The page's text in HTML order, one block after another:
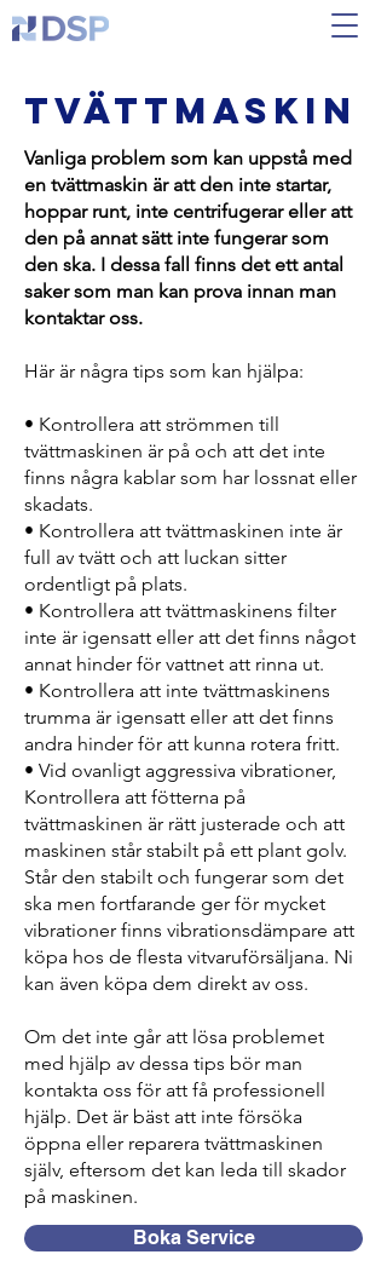
Tvättmaskin
Vanliga problem som kan uppstå med
en tvättmaskin är att den inte startar,
hoppar runt, inte centrifugerar eller att
den på annat sätt inte fungerar som
den ska. I dessa fall finns det ett antal
saker som man kan prova innan man
kontaktar oss.
Här är några tips som kan hjälpa:
• Kontrollera att strömmen till
tvättmaskinen är på och att det inte
finns några kablar som har lossnat eller
skadats.
• Kontrollera att tvättmaskinen inte är
full av tvätt och att luckan sitter
ordentligt på plats.
• Kontrollera att tvättmaskinens filter
inte är igensatt eller att det finns något
annat hinder för vattnet att rinna ut.
• Kontrollera att inte tvättmaskinens
trumma är igensatt eller att det finns
andra hinder för att kunna rotera fritt.
• Vid ovanligt aggressiva vibrationer,
Kontrollera att fötterna på
tvättmaskinen är rätt justerade och att
maskinen står stabilt på ett plant golv.
Står den stabilt och fungerar som det
ska men fortfarande ger för mycket
vibrationer finns vibrationsdämpare att
köpa hos de flesta vitvaruförsäljana. Ni
kan även köpa dem direkt av oss.
Om det inte går att lösa problemet
med hjälp av dessa tips bör man
kontakta oss för att få professionell
hjälp. Det är bäst att inte försöka
öppna eller reparera tvättmaskinen
själv, eftersom det kan leda till skador
på maskinen.
Boka Service